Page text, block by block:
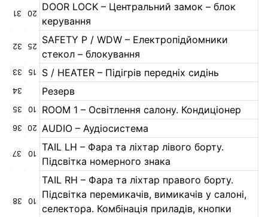
31 20
DOOR LOCK – Центральний замок – блок
керування
32 25
SAFETY P / WDW – Електропідйомники
стекол – блокування
33 15 S / HEATER – Підігрів передніх сидінь
34 Резерв
35 10 ROOM 1 – Освітлення салону. Кондиціонер
36 20 AUDIO – Аудіосистема
37 10
TAIL LH – Фара та ліхтар лівого борту.
Підсвітка номерного знака
38 10
TAIL RH – Фара та ліхтар правого борту.
Підсвітка перемикачів, вимикачів у салоні,
селектора. Комбінація приладів, кнопки